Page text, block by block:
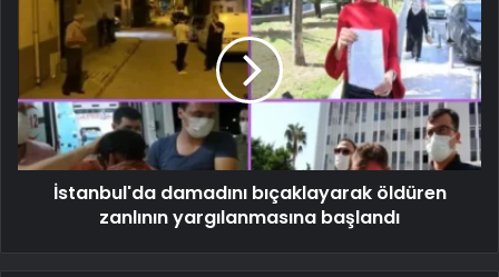
İstanbul'da damadını bıçaklayarak öldüren
zanlının yargılanmasına başlandı